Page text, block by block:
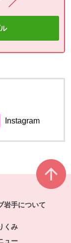
Instagram
岩手について
くみ
ュー